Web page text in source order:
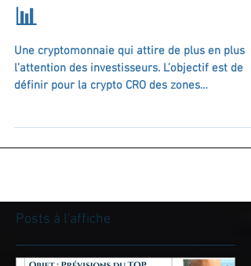
Waves & Patterns
📊
Une cryptomonnaie qui attire de plus en plus
définir pour la crypto CRO des zones
stratégiques pour le DCA (Dollar Cost
Posts à l'affiche